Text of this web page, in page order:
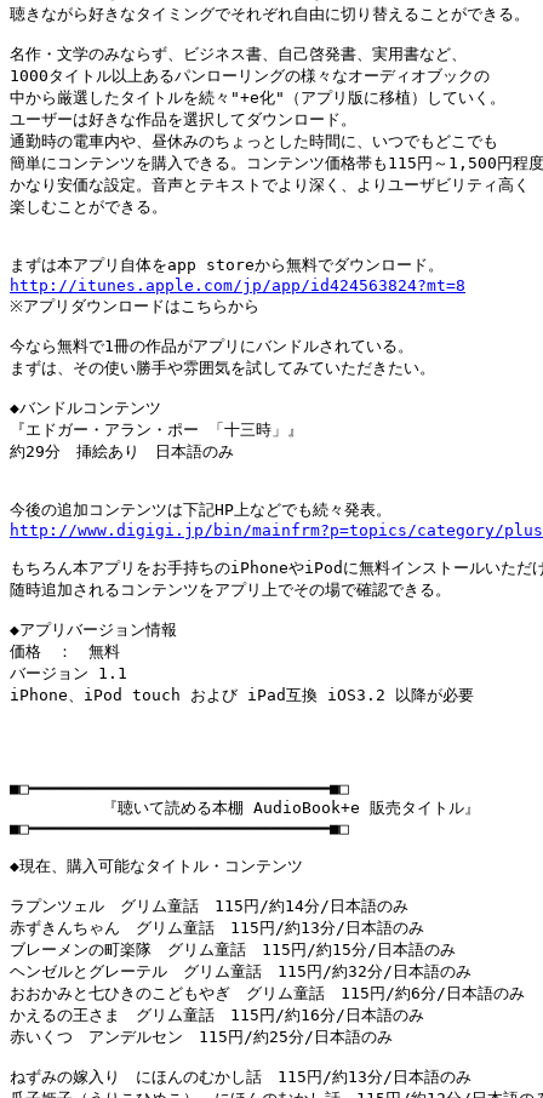
聴きながら好きなタイミングでそれぞれ自由に切り替えることができる。
名作・文学のみならず、ビジネス書、自己啓発書、実用書など、
1000タイトル以上あるパンローリングの様々なオーディオブックの
中から厳選したタイトルを続々"+e化"（アプリ版に移植）していく。
ユーザーは好きな作品を選択してダウンロード。
通勤時の電車内や、昼休みのちょっとした時間に、いつでもどこでも
簡単にコンテンツを購入できる。コンテンツ価格帯も115円～1,500円程
かなり安価な設定。音声とテキストでより深く、よりユーザビリティ高く
楽しむことができる。
http://itunes.apple.com/jp/app/id424563824?mt=8
※アプリダウンロードはこちらから
今なら無料で1冊の作品がアプリにバンドルされている。
まずは、その使い勝手や雰囲気を試してみていただきたい。
◆バンドルコンテンツ
『エドガー・アラン・ポー 「十三時」』
約29分　挿絵あり　日本語のみ
http://www.digigi.jp/bin/mainfrm?p=topics/category/
もちろん本アプリをお手持ちのiPhoneやiPodに無料インストールいただ
随時追加されるコンテンツをアプリ上でその場で確認できる。
◆アプリバージョン情報
価格　：　無料
バージョン 1.1
iPhone、iPod touch および iPad互換 iOS3.2 以降が必要
■□━━━━━━━━━━━━━━━━━━━━━━━━━━━━━━━■□
『聴いて読める本棚 AudioBook+e 販売タイトル』
■□━━━━━━━━━━━━━━━━━━━━━━━━━━━━━━━■□
◆現在、購入可能なタイトル・コンテンツ
ラプンツェル　グリム童話　115円/約14分/日本語のみ
赤ずきんちゃん　グリム童話　115円/約13分/日本語のみ
ブレーメンの町楽隊　グリム童話　115円/約15分/日本語のみ
ヘンゼルとグレーテル　グリム童話　115円/約32分/日本語のみ
おおかみと七ひきのこどもやぎ　グリム童話　115円/約6分/日本語のみ
かえるの王さま　グリム童話　115円/約16分/日本語のみ
赤いくつ　アンデルセン　115円/約25分/日本語のみ
ねずみの嫁入り　にほんのむかし話　115円/約13分/日本語のみ